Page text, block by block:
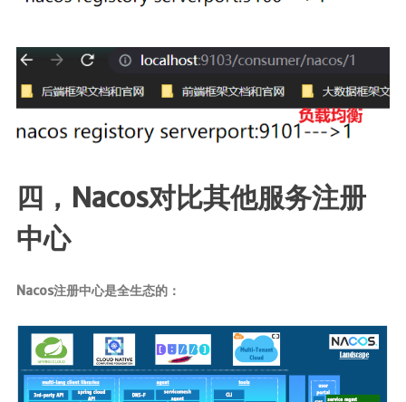
四，Nacos对比其他服务注册
中心
Nacos注册中心是全生态的：